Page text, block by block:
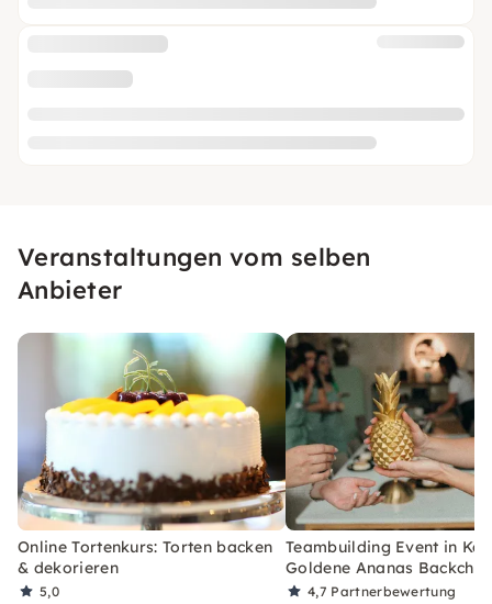
Veranstaltungen vom selben
Anbieter
Online Tortenkurs: Torten backen
& dekorieren
5,0
Teambuilding Event in
Goldene Ananas
4,7 Partnerbewertung